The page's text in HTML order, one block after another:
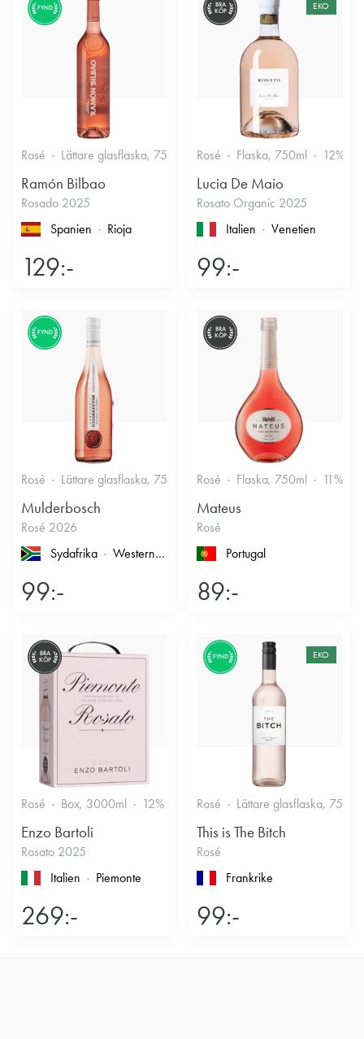
FYND
Rosé Lättare glasflaska, 750ml 12.5% Fruktigt & Smakrikt
Ramón Bilbao
Rosado 2025
Spanien
Rioja
129:-
BRA
KÖP
EKO
Rosé Flaska, 750ml 12%
Lucia De Maio
Rosato Organic 2025
Italien
Venetien
99:-
FYND
Rosé Lättare glasflaska, 750ml 12.5% Fruktigt & Smakrikt
Mulderbosch
Rosé 2026
Sydafrika
Western Cape , Coastal Region
99:-
BRA
KÖP
Rosé Flaska, 750ml 11%
Mateus
Rosé
Portugal
89:-
BRA
KÖP
Rosé Box, 3000ml 12% Friskt & Bärigt
Enzo Bartoli
Rosato 2025
Italien
Piemonte
269:-
FYND EKO
Rosé Lättare glasflaska, 750ml
This is The Bitch
Rosé
Frankrike
99:-